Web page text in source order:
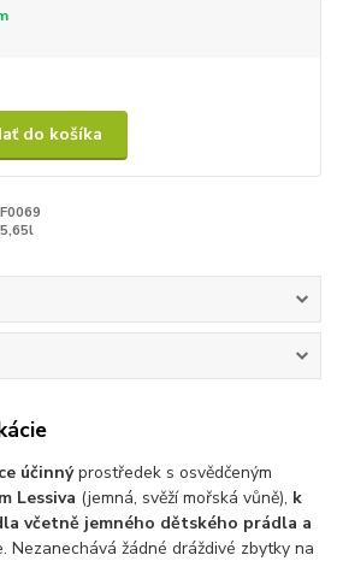
do košíka
F0069
5,65l
účinnýprostředek s osvědčeným
Lessiva (jemná, svěží mořská vůně), k
včetně jemného dětského prádla a
Nezanechává žádné dráždivé zbytky na